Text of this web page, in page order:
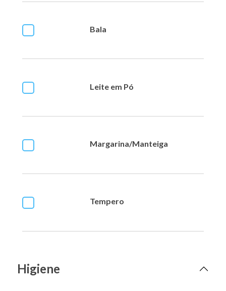
Bala
Leite em Pó
Margarina/Manteiga
Tempero
Higiene